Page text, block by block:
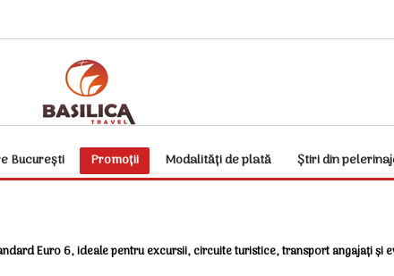
București Promoții Modalități de plată Știri din
Euro 6, ideale pentru excursii, circuite turistice, transport angajați și